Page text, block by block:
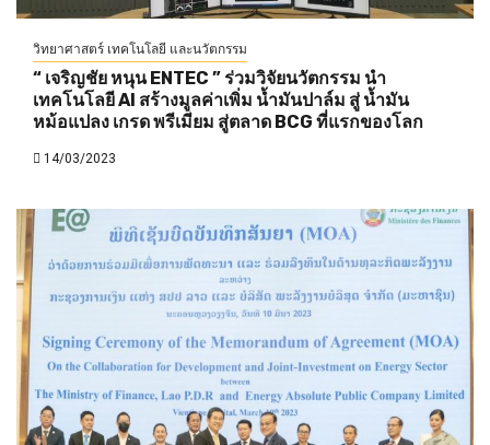
วิทยาศาสตร์ เทคโนโลยี และนวัตกรรม
“ เจริญชัย หนุน ENTEC ” ร่วมวิจัยนวัตกรรม นำ
เทคโนโลยี AI สร้างมูลค่าเพิ่ม น้ำมันปาล์ม สู่ น้ำมัน
หม้อแปลง เกรด พรีเมียม สู่ตลาด BCG ที่แรกของโลก
14/03/2023